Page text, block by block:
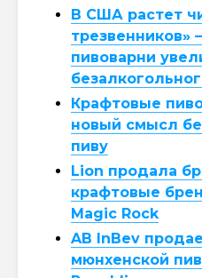
В США растет
трезвенников»
пивоварни
Крафтовые
новый смысл
пиву
Lion продала
крафтовые
Magic Rock
AB InBev
мюнхенской